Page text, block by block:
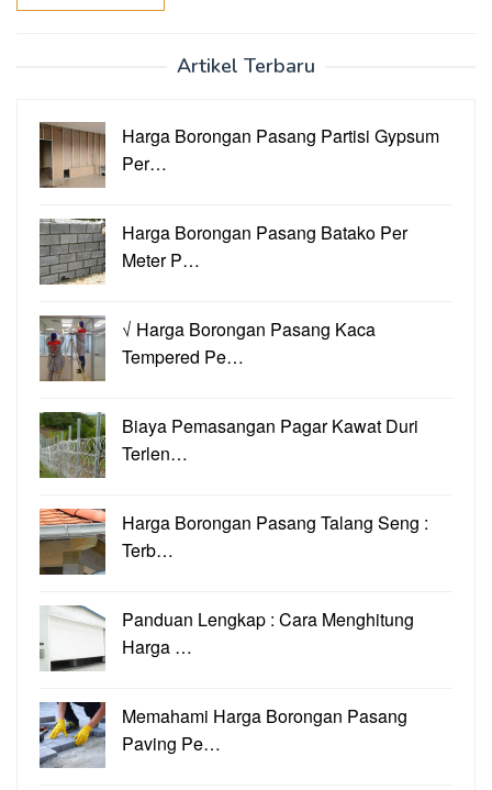
Artikel Terbaru
Harga Borongan Pasang Partisi Gypsum
Per…
Harga Borongan Pasang Batako Per
Meter P…
√ Harga Borongan Pasang Kaca
Tempered Pe…
Biaya Pemasangan Pagar Kawat Duri
Terlen…
Harga Borongan Pasang Talang Seng :
Terb…
Panduan Lengkap : Cara Menghitung
Harga …
Memahami Harga Borongan Pasang
Paving Pe…